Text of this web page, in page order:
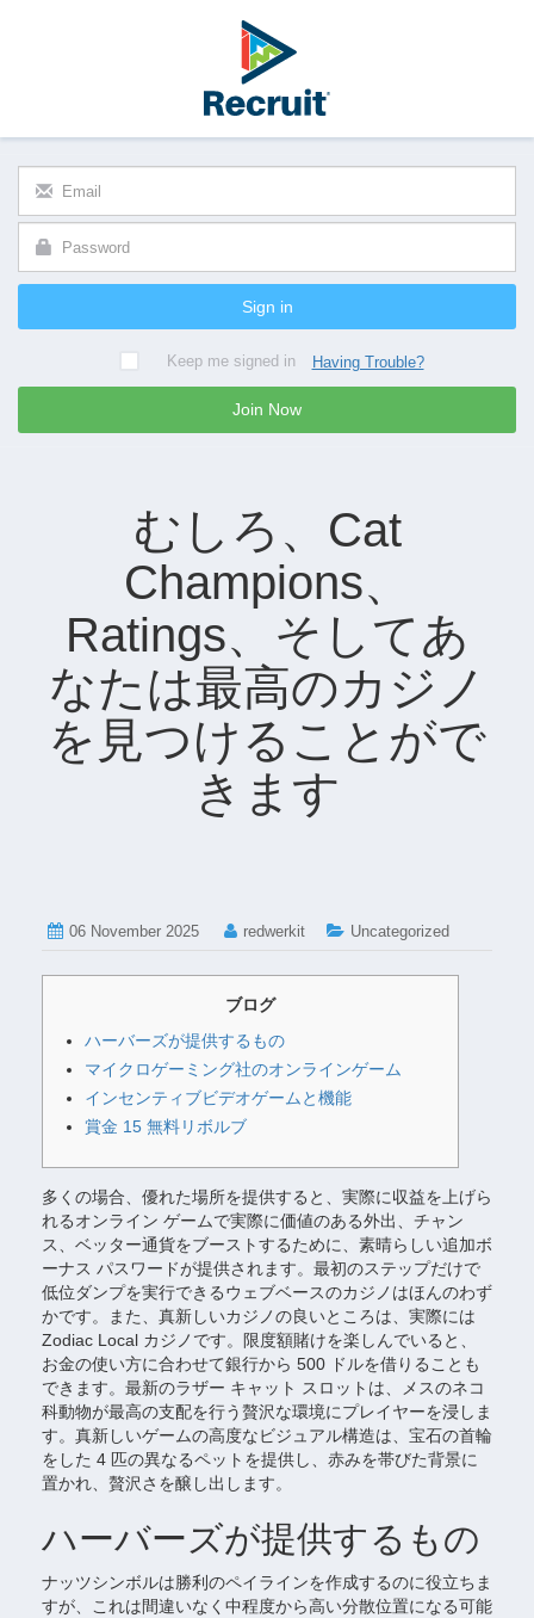
Sign in
Keep me signed in Having Trouble?
Join Now
むしろ、Cat
Champions、
Ratings、そしてあ
なたは最高のカジノ
を見つけることがで
きます
06 November 2025 redwerkit Uncategorized
ブログ
ハーバーズが提供するもの
マイクロゲーミング社のオンラインゲーム
インセンティブビデオゲームと機能
賞金 15 無料リボルブ
多くの場合、優れた場所を提供すると、実際に収益を上げら
れるオンライン ゲームで実際に価値のある外出、チャン
ス、ベッター通貨をブーストするために、素晴らしい追加ボ
ーナス パスワードが提供されます。最初のステップだけで
低位ダンプを実行できるウェブベースのカジノはほんのわず
かです。また、真新しいカジノの良いところは、実際には
Zodiac Local カジノです。限度額賭けを楽しんでいると、
お金の使い方に合わせて銀行から 500 ドルを借りることも
できます。最新のラザー キャット スロットは、メスのネコ
科動物が最高の支配を行う贅沢な環境にプレイヤーを浸しま
す。真新しいゲームの高度なビジュアル構造は、宝石の首輪
をした 4 匹の異なるペットを提供し、赤みを帯びた背景に
置かれ、贅沢さを醸し出します。
ハーバーズが提供するもの
ナッツシンボルは勝利のペイラインを作成するのに役立ちま
すが、これは間違いなく中程度から高い分散位置になる可能